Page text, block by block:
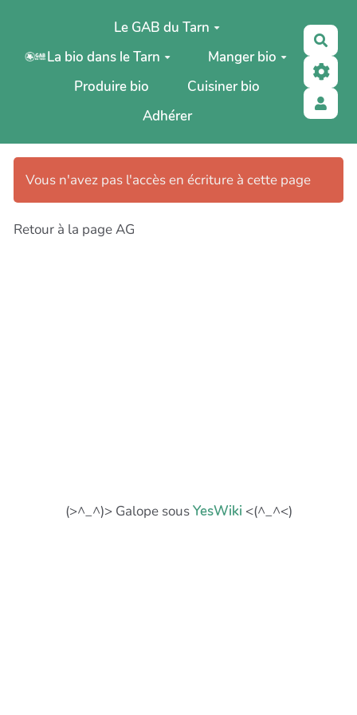
Aller au contenu principal
Le GAB du Tarn
La bio dans le Tarn
Manger bio
Produire bio
Cuisiner bio
Adhérer
Vous n'avez pas l'accès en écriture à cette page
Retour à la page AG
(>^_^)> Galope sousYesWiki <(^_^<)